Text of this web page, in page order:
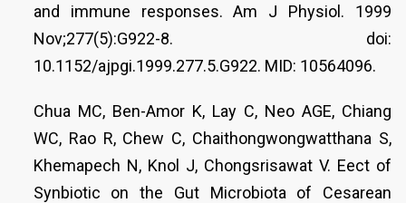
and immune responses. Am J Physiol. 1999
Nov;277(5):G922-8. doi:
10.1152/ajpgi.1999.277.5.G922. MID: 10564096.
Chua MC, Ben-Amor K, Lay C, Neo AGE, Chiang
WC, Rao R, Chew C, Chaithongwongwatthana S,
Khemapech N, Knol J, Chongsrisawat V. Eect of
Synbiotic on the Gut Microbiota of Cesarean